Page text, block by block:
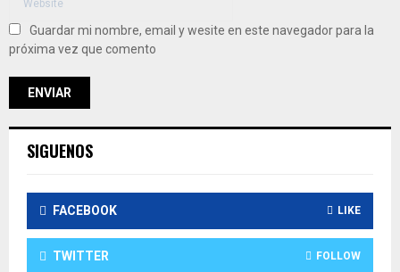
Guardar mi nombre, email y wesite en este navegador para la
próxima vez que comento
SIGUENOS
FACEBOOK LIKE
TWITTER FOLLOW